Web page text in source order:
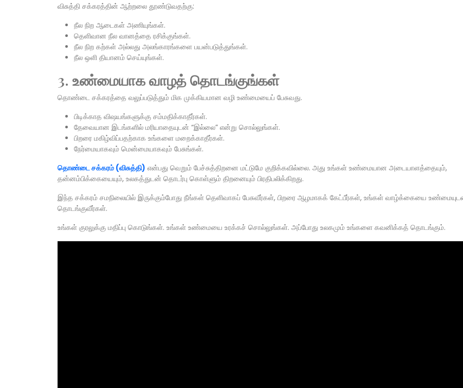
விசுத்தி சக்கரத்தின் ஆற்றலை தூண்டுவதற்கு:
நீல நிற ஆடைகள் அணியுங்கள்.
தெளிவான நீல வானத்தை ரசிக்குங்கள்.
நீல நிற கற்கள் அல்லது அலங்காரங்களை பயன்படுத்துங்கள்.
நீல ஒளி தியானம் செய்யுங்கள்.
3. உண்மையாக வாழத் தொடங்குங்கள்
தொண்டை சக்கரத்தை வலுப்படுத்தும் மிக முக்கியமான வழி உண்மையைப் பேசுவது.
பிடிக்காத விஷயங்களுக்கு சம்மதிக்காதீர்கள்.
தேவையான இடங்களில் மரியாதையுடன் “இல்லை” என்று சொல்லுங்கள்.
பிறரை மகிழ்விப்பதற்காக உங்களை மறைக்காதீர்கள்.
நேர்மையாகவும் மென்மையாகவும் பேசுங்கள்.
தொண்டை சக்கரம் (விசுத்தி) என்பது வெறும் பேச்சுத்திறனை மட்டுமே குறிக்கவில்லை. அது உங்கள் உண்மையான அடையாளத்தையும்,
தன்னம்பிக்கையையும், உலகத்துடன் தொடர்பு கொள்ளும் திறனையும் பிரதிபலிக்கிறது.
இந்த சக்கரம் சமநிலையில் இருக்கும்போது நீங்கள் தெளிவாகப் பேசுவீர்கள், பிறரை ஆழமாகக் கேட்பீர்கள், உங்கள் வாழ்க்கையை
தொடங்குவீர்கள்.
உங்கள் குரலுக்கு மதிப்பு கொடுங்கள். உங்கள் உண்மையை உரக்கச் சொல்லுங்கள். அப்போது உலகமும் உங்களை கவனிக்கத் தொடங்கும்.